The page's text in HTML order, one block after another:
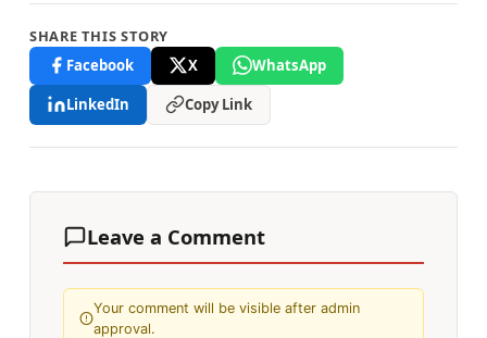
SHARE THIS STORY
Facebook
X
WhatsApp
LinkedIn
Copy Link
Leave a Comment
Your comment will be visible after admin
approval.